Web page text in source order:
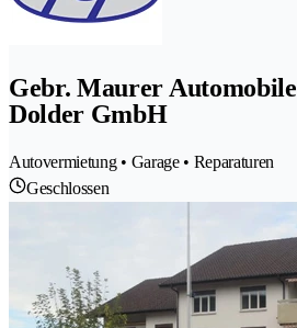
Gebr. Maurer
Dolder GmbH
Autovermietung • Garage • Reparaturen
Geschlossen